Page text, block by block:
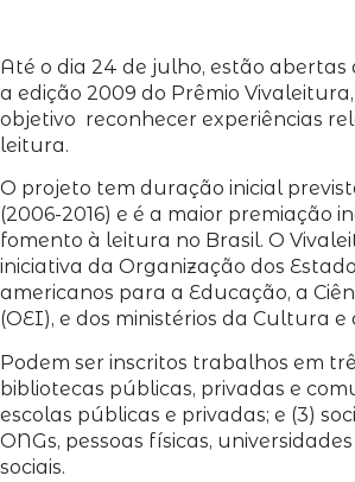
Até o dia 24 de julho, estão abertas
a edição 2009 do Prêmio
objetivo reconhecer experiências
leitura.
O projeto tem duração inicial
(2006-2016) e é a maior premiação
fomento à leitura no Brasil. O
iniciativa da Organização dos
americanos para a Educação, a
(OEI), e dos ministérios da Cultura e
Podem ser inscritos trabalhos em
bibliotecas públicas, privadas e
escolas públicas e privadas; e (3)
ONGs, pessoas físicas,
sociais.